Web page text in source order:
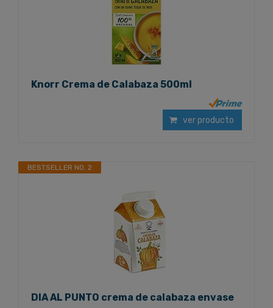
Knorr Crema de Calabaza 500ml
ver producto
BESTSELLER NO. 2
DIA AL PUNTO crema de calabaza envase